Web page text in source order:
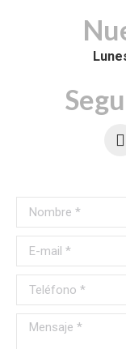
Nombre *
E-mail *
Teléfono *
Mensaje *